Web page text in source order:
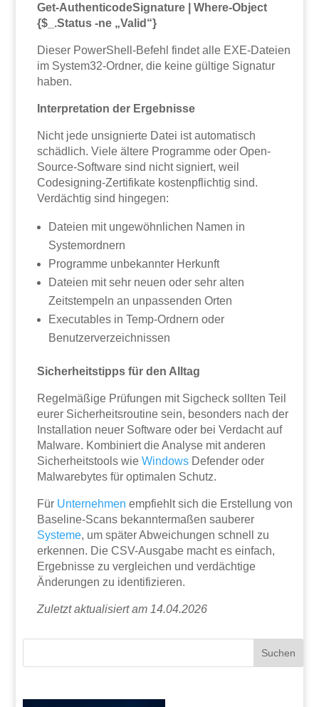
Get-AuthenticodeSignature | Where-Object
{$_.Status -ne „Valid“}
Dieser PowerShell-Befehl findet alle EXE-Dateien
im System32-Ordner, die keine gültige Signatur
haben.
Interpretation der Ergebnisse
Nicht jede unsignierte Datei ist automatisch
schädlich. Viele ältere Programme oder Open-
Source-Software sind nicht signiert, weil
Codesigning-Zertifikate kostenpflichtig sind.
Verdächtig sind hingegen:
Dateien mit ungewöhnlichen Namen in
Systemordnern
Programme unbekannter Herkunft
Dateien mit sehr neuen oder sehr alten
Zeitstempeln an unpassenden Orten
Executables in Temp-Ordnern oder
Benutzerverzeichnissen
Sicherheitstipps für den Alltag
Regelmäßige Prüfungen mit Sigcheck sollten Teil
eurer Sicherheitsroutine sein, besonders nach der
Installation neuer Software oder bei Verdacht auf
Malware. Kombiniert die Analyse mit anderen
Sicherheitstools wieWindows Defender oder
Malwarebytes für optimalen Schutz.
Für Unternehmen empfiehlt sich die Erstellung von
Baseline-Scans bekanntermaßen sauberer
Systeme, um später Abweichungen schnell zu
erkennen. Die CSV-Ausgabe macht es einfach,
Ergebnisse zu vergleichen und verdächtige
Änderungen zu identifizieren.
Zuletzt aktualisiert am 14.04.2026